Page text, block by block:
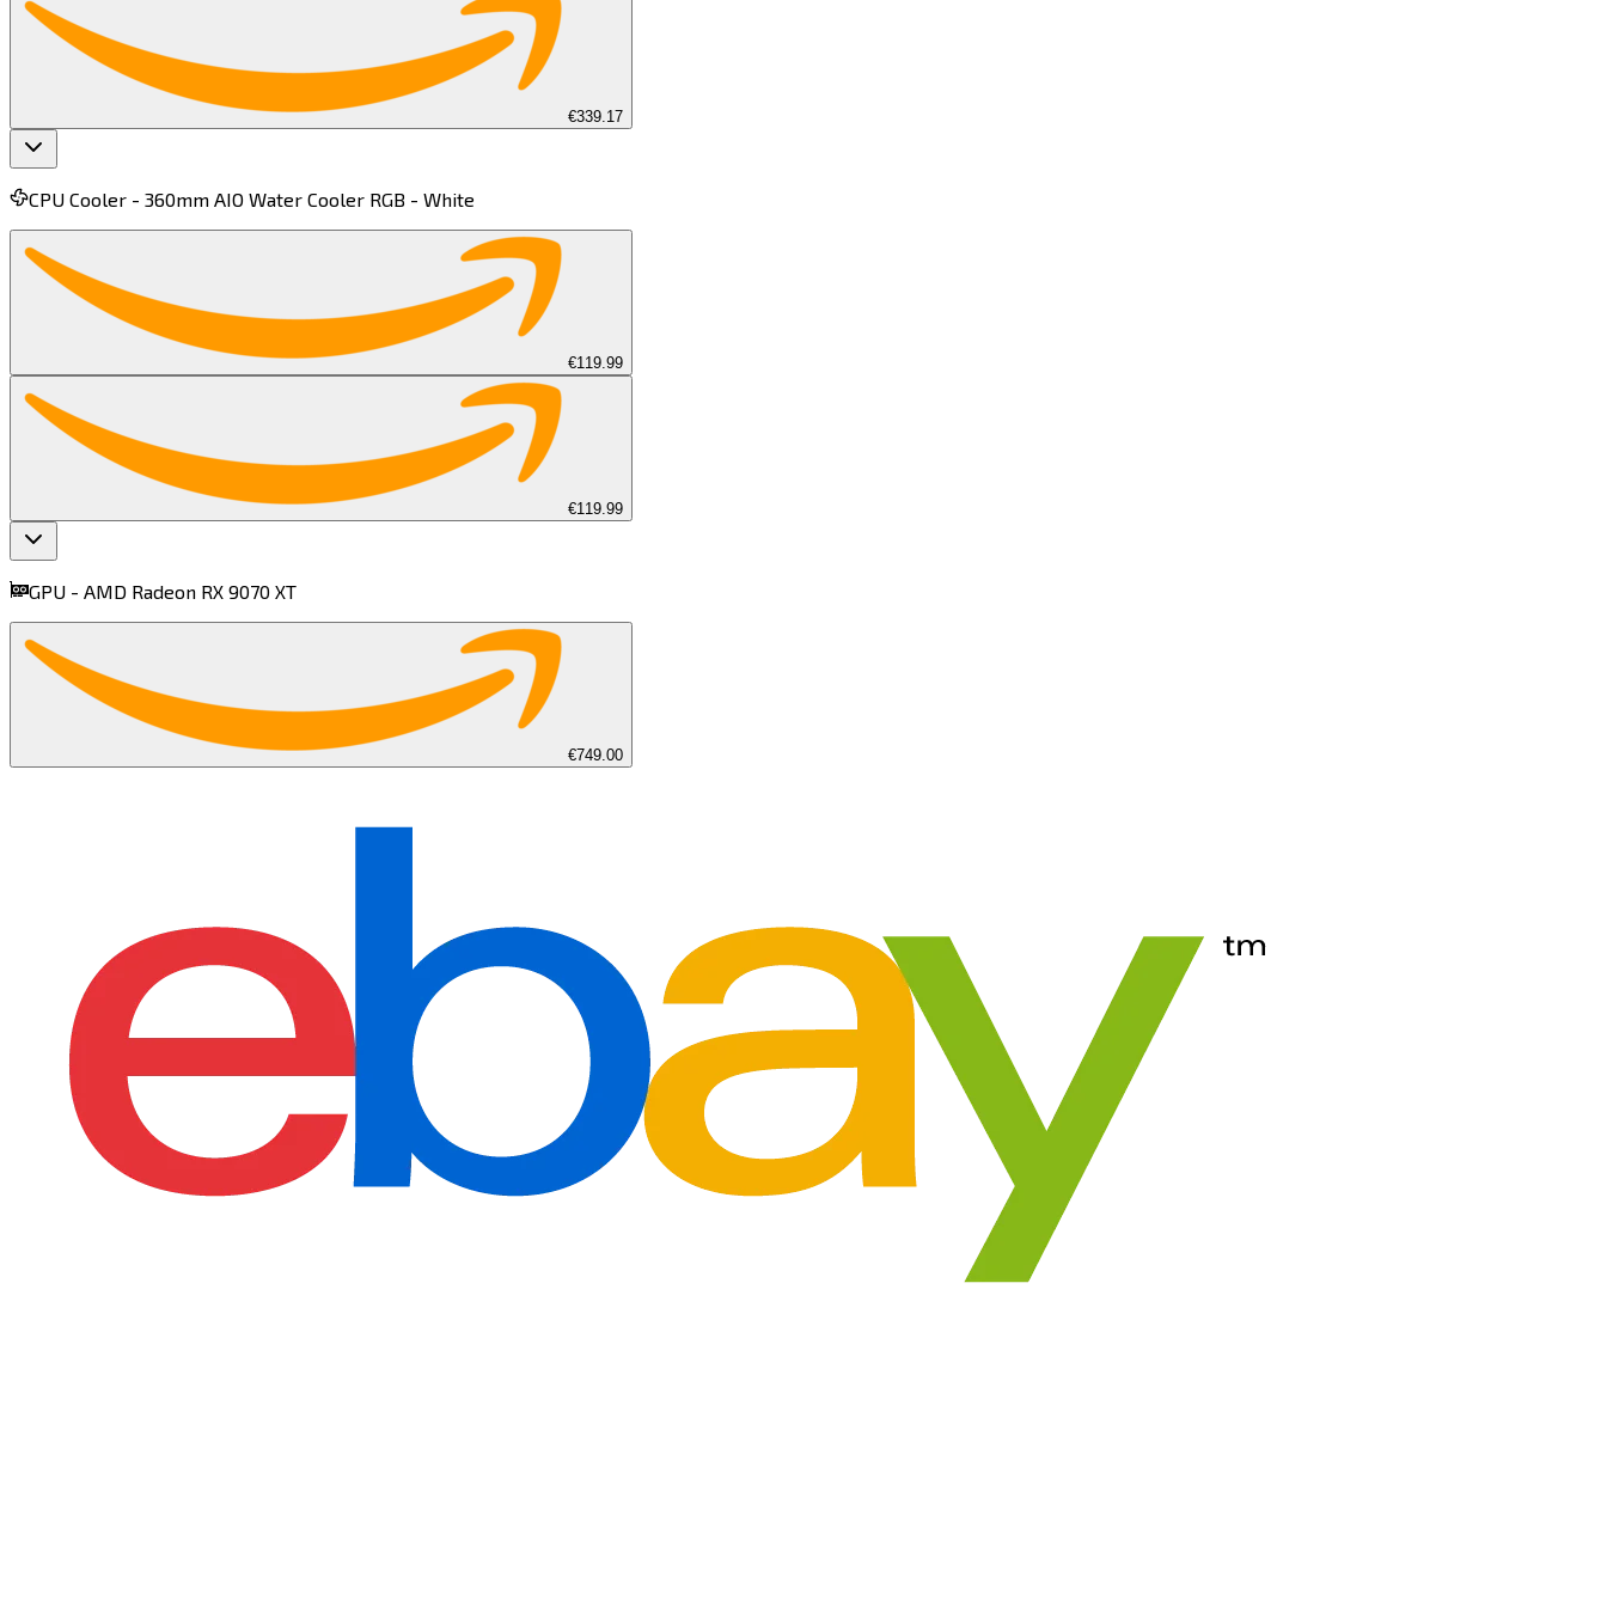
find more oncpus.gg
€339.17
CPU Cooler - 360mm AIO Water Cooler RGB - White​​​​‌ ‍ ​‍​‍‌‍ ‌ ​‍‌‍‍‌‌‍‌ ‌‍‍‌‌‍ ‍​‍​‍​ ‍‍​‍​‍‌ ​ ‌‍​‌‌‍ ‍‌‍‍‌‌ ‌​‌ ‍‌​‍ ‍‌‍‍‌‌‍ ​‍​‍​‍ ​​‍​‍‌‍‍​‌ ​‍‌‍‌‌‌‍‌‍​‍​‍​ ‍‍​‍​‍​‍ ‌‍​‌‌‍‌​‌‍ ‌‌‍‍‌‌‍ ‍​‍ ‌‍‍‌‌‍ ‍‌ ‌​‌‍‌‌‌‍ ‍‌ ‌​​‍ ‌‍‌‌‌‍‌​‌‍‍‌‌ ‌​​‍ ‌‍ ‌‌‍ ‌‍‌​‌‍‌‌​ ‌‌ ​​‌ ​‍‌‍‌‌‌ ​ ‌‍‌‌‌‍ ‍‌ ‌​‌‍​‌‌ ‌​‌‍‍‌‌‍ ‌‍ ‍​ ‍ ‌‍‍‌‌‍‌​​ ‌​ ‌ ‌‍​ ‌‍​‌​ ​​​ ‍​‌‍‌​​ ‌‍​ ‌ ​‍ ‌​ ​‍​ ‌‍​ ​​​ ‌​​‍ ‌​ ‌​​ ‌ ‌‍​ ‌‍​‌​‍ ‌‌‍​‌‌‍​ ​ ​‍​ ‌ ​‍ ‌‌‍‌‌​ ​‍‌‍​ ‌‍​‌​ ‍‌​ ​​​ ‌‍‌‍​ ‌‍​ ​ ‍​‌‍​ ​ ​‍​ ‍ ‌ ‌​‌ ‍‌‌ ​​‌‍‌‌​ ‌‌‍​ ‌ ​​‌ ‌‌‌‍​ ‌‍ ‌‍ ‌‍ ​‌‍‌‌‌ ​‍​ ‍ ‌ ​​‌‍​‌‌ ‌​‌‍‍​​ ‌‌‍ ‍‌‍​‌‌‍ ‌‌‍‌‌​ ‌‍​‍‌‍​‌‌ ​ ‌‍‌‌‌‌‌‌‌ ​‍‌‍ ​​ ‌​‍‌‌​ ​‍‌​‌‍‌‍​‌‌‍‌​‌‍ ‌‌‍‍‌‌‍ ‍​‍‌‍‌‍‍‌‌‍‌​​ ‌​ ‌ ‌‍​ ‌‍​‌​ ​​​ ‍​‌‍‌​​ ‌‍​ ‌ ​‍ ‌​ ​‍​ ‌‍​ ​​​ ‌​​‍ ‌​ ‌​​ ‌ ‌‍​ ‌‍​‌​‍ ‌‌‍​‌‌‍​ ​ ​‍​ ‌ ​‍ ‌‌‍‌‌​ ​‍‌‍​ ‌‍​‌​ ‍‌​ ​​​ ‌‍‌‍​ ‌‍​ ​ ‍​‌‍​ ​ ​‍​‍‌‍‌ ‌​‌ ‍‌‌ ​​‌‍‌‌​ ‌‌‍​ ‌ ​​‌ ‌‌‌‍​ ‌‍ ‌‍ ‌‍ ​‌‍‌‌‌ ​‍​‍‌‍‌ ​​‌‍​‌‌ ‌​‌‍‍​​ ‌‌‍ ‍‌‍​‌‌‍ ‌‌‍‌‌​‍‌‍‌ ​​‌‍‌‌‌ ​‍‌ ​ ‌ ​​‌‍‌‌‌‍​ ‌ ‌​‌‍‍‌‌ ‌‍‌‍‌‌​ ‌‌ ​​‌ ‌‌‌‍​‍‌‍ ​‌‍‍‌‌ ​ ‌‍‍​‌‍‌‌‌‍‌​​‍​‍‌ ‌
€119.99
€119.99
GPU - AMD Radeon RX 9070 XT​​​​‌ ‍ ​‍​‍‌‍ ‌ ​‍‌‍‍‌‌‍‌ ‌‍‍‌‌‍ ‍​‍​‍​ ‍‍​‍​‍‌ ​ ‌‍​‌‌‍ ‍‌‍‍‌‌ ‌​‌ ‍‌​‍ ‍‌‍‍‌‌‍ ​‍​‍​‍ ​​‍​‍‌‍‍​‌ ​‍‌‍‌‌‌‍‌‍​‍​‍​ ‍‍​‍​‍​‍ ‌‍​‌‌‍‌​‌‍ ‌‌‍‍‌‌‍ ‍​‍ ‌‍‍‌‌‍ ‍‌ ‌​‌‍‌‌‌‍ ‍‌ ‌​​‍ ‌‍‌‌‌‍‌​‌‍‍‌‌ ‌​​‍ ‌‍ ‌‌‍ ‌‍‌​‌‍‌‌​ ‌‌ ​​‌ ​‍‌‍‌‌‌ ​ ‌‍‌‌‌‍ ‍‌ ‌​‌‍​‌‌ ‌​‌‍‍‌‌‍ ‌‍ ‍​ ‍ ‌‍‍‌‌‍‌​​ ‌​ ‍​​ ​​​ ‌​​ ‌ ‌‍​ ​ ‌‍‌‍‌‍​ ​​​‍ ‌​ ‌ ‌‍​‌​ ​​​ ‍​​‍ ‌​ ‌​‌‍​ ‌‍​‌‌‍‌‍​‍ ‌‌‍​‌​ ​​​ ‍​​ ‍​​‍ ‌‌‍​‌​ ‍​​ ‌​‌‍‌‍​ ‍‌​ ​‍‌‍​‌​ ‍​‌‍​‌​ ‌‍​ ‌ ‌‍‌‌​ ‍ ‌ ‌​‌ ‍‌‌ ​​‌‍‌‌​ ‌‌‍‌ ‌ ​​‌ ‌‌​ ‍ ‌ ​​‌‍​‌‌ ‌​‌‍‍​​ ‌‌‍ ‍‌‍​‌‌‍ ‌‌‍‌‌​ ‌‍​‍‌‍​‌‌ ​ ‌‍‌‌‌‌‌‌‌ ​‍‌‍ ​​ ‌​‍‌‌​ ​‍‌​‌‍‌‍​‌‌‍‌​‌‍ ‌‌‍‍‌‌‍ ‍​‍‌‍‌‍‍‌‌‍‌​​ ‌​ ‍​​ ​​​ ‌​​ ‌ ‌‍​ ​ ‌‍‌‍‌‍​ ​​​‍ ‌​ ‌ ‌‍​‌​ ​​​ ‍​​‍ ‌​ ‌​‌‍​ ‌‍​‌‌‍‌‍​‍ ‌‌‍​‌​ ​​​ ‍​​ ‍​​‍ ‌‌‍​‌​ ‍​​ ‌​‌‍‌‍​ ‍‌​ ​‍‌‍​‌​ ‍​‌‍​‌​ ‌‍​ ‌ ‌‍‌‌​‍‌‍‌ ‌​‌ ‍‌‌ ​​‌‍‌‌​ ‌‌‍‌ ‌ ​​‌ ‌‌​‍‌‍‌ ​​‌‍​‌‌ ‌​‌‍‍​​ ‌‌‍ ‍‌‍​‌‌‍ ‌‌‍‌‌​‍‌‍‌ ​​‌‍‌‌‌ ​‍‌ ​ ‌ ​​‌‍‌‌‌‍​ ‌ ‌​‌‍‍‌‌ ‌‍‌‍‌‌​ ‌‌ ​​‌ ‌‌‌‍​‍‌‍ ​‌‍‍‌‌ ​ ‌‍‍​‌‍‌‌‌‍‌​​‍​‍‌ ‌
€749.00